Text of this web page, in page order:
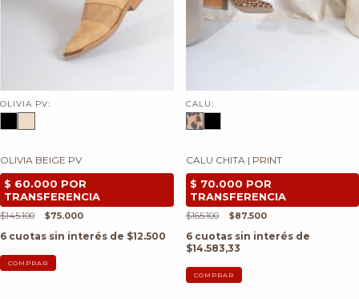
OLIVIA PV:
OLIVIA BEIGE PV
$145.100 $75.000
6 cuotas sin interés de $12.500
COMPRAR
CALU:
CALU CHITA | PRINT
$165.100 $87.500
6 cuotas sin interés de
$14.583,33
COMPRAR